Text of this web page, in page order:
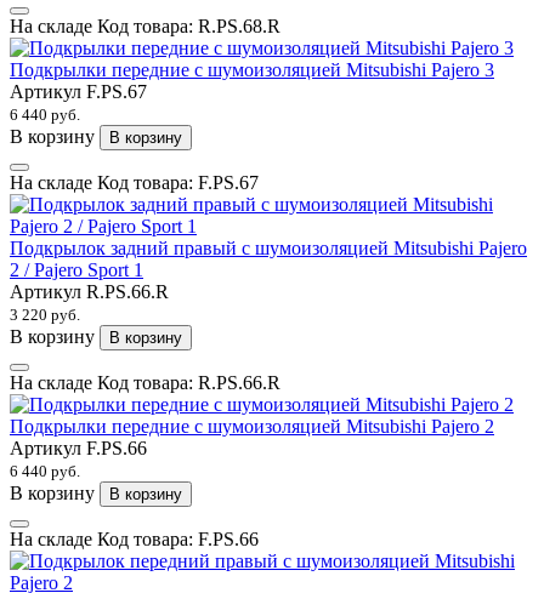
На складе Код товара: R.PS.68.R
Подкрылки передние с шумоизоляцией Mitsubishi Pajero 3
Артикул F.PS.67
6 440 руб.
В корзину В корзину
На складе Код товара: F.PS.67
Подкрылок задний правый с шумоизоляцией Mitsubishi Pajero
2 / Pajero Sport 1
Артикул R.PS.66.R
3 220 руб.
В корзину В корзину
На складе Код товара: R.PS.66.R
Подкрылки передние с шумоизоляцией Mitsubishi Pajero 2
Артикул F.PS.66
6 440 руб.
В корзину В корзину
На складе Код товара: F.PS.66